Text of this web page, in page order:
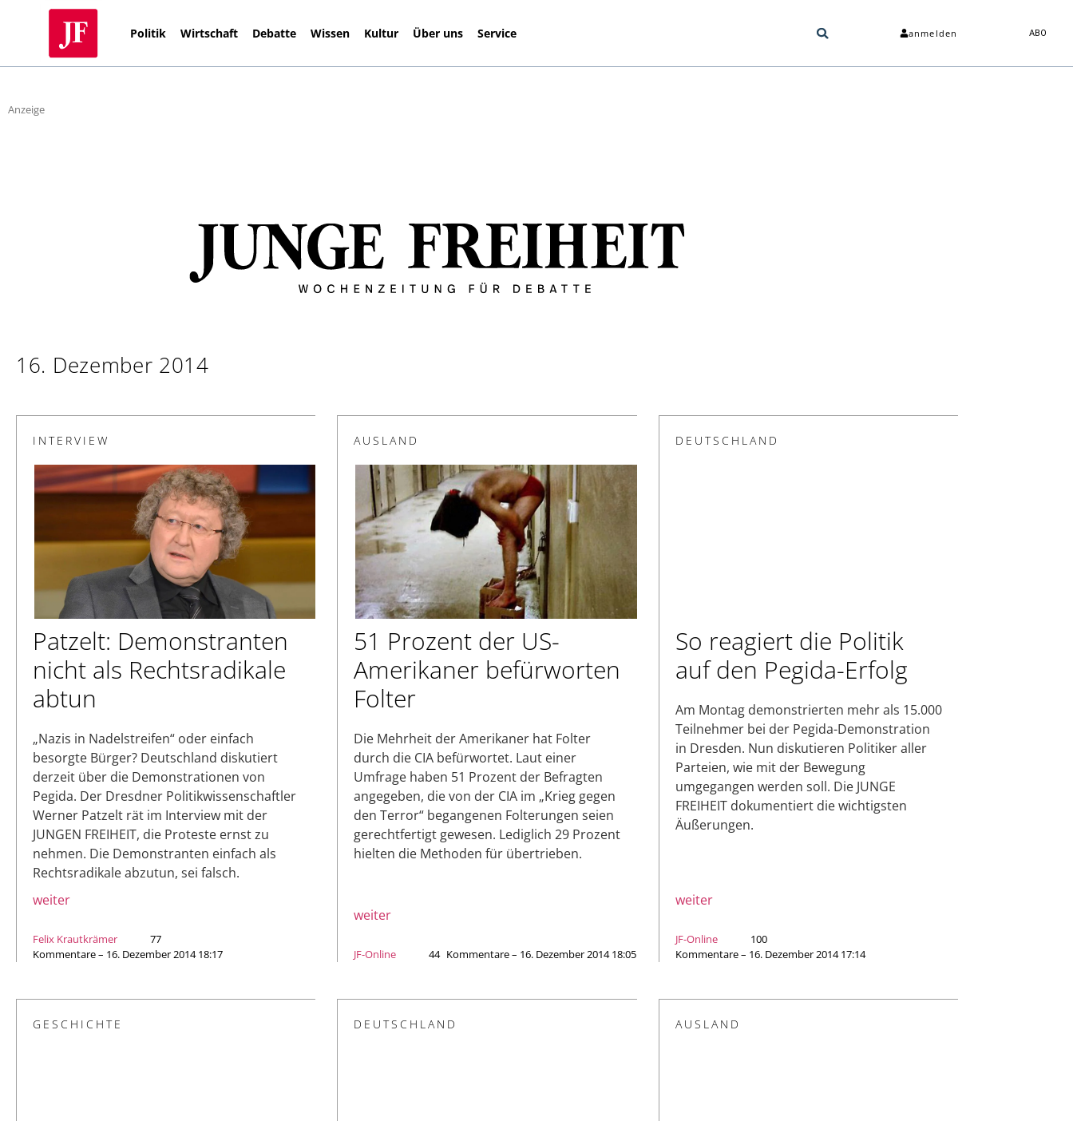
Politik Wirtschaft Debatte Wissen Kultur Über uns Service anmelden ABO
Anzeige
16. Dezember 2014
INTERVIEW
Patzelt: Demonstranten
nicht als Rechtsradikale
abtun
„Nazis in Nadelstreifen“ oder einfach
besorgte Bürger? Deutschland diskutiert
derzeit über die Demonstrationen von
Pegida. Der Dresdner Politikwissenschaftler
Werner Patzelt rät im Interview mit der
JUNGEN FREIHEIT, die Proteste ernst zu
nehmen. Die Demonstranten einfach als
Rechtsradikale abzutun, sei falsch.
weiter
Felix Krautkrämer
77
Kommentare – 16. Dezember 2014 18:17
AUSLAND
51 Prozent der US-
Amerikaner befürworten
Folter
Die Mehrheit der Amerikaner hat Folter
durch die CIA befürwortet. Laut einer
Umfrage haben 51 Prozent der Befragten
angegeben, die von der CIA im „Krieg gegen
den Terror“ begangenen Folterungen seien
gerechtfertigt gewesen. Lediglich 29 Prozent
hielten die Methoden für übertrieben.
weiter
JF-Online 44 Kommentare – 16. Dezember 2014 18:05
DEUTSCHLAND
So reagiert die Politik
auf den Pegida-Erfolg
Am Montag demonstrierten mehr als 15.000
Teilnehmer bei der Pegida-Demonstration
in Dresden. Nun diskutieren Politiker aller
Parteien, wie mit der Bewegung
umgegangen werden soll. Die JUNGE
FREIHEIT dokumentiert die wichtigsten
Äußerungen.
weiter
JF-Online
100
Kommentare – 16. Dezember 2014 17:14
GESCHICHTE DEUTSCHLAND AUSLAND